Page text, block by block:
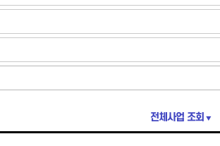
전체사업 조회